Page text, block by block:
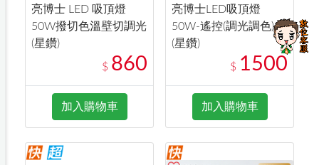
亮博士 LED 吸頂燈
50W撥切色溫壁切調光
(星鑽)
$ 860
加入購物車
亮博士LED吸頂燈
50W-遙控(調光調色)
(星鑽)
$ 1500
加入購物車